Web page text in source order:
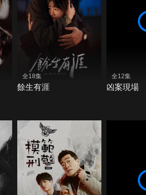
全18集
餘生有涯
全12集
凶案現場